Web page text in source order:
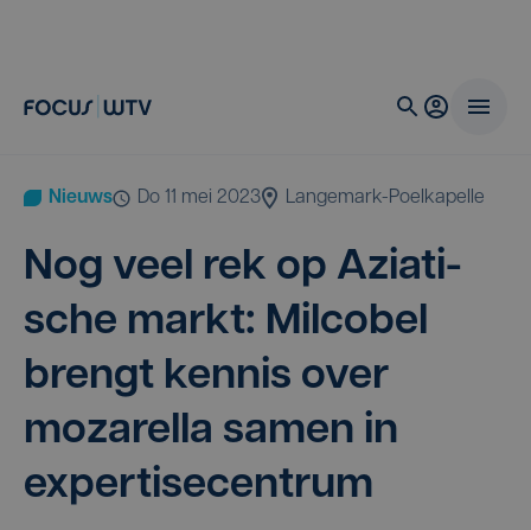
Nieuws do 11 mei 2023 Langemark-Poelkapelle
Nog veel rek op Azi­a­ti­
sche markt: Mil­co­bel
brengt ken­nis over
moza­rel­la samen in
expertisecentrum